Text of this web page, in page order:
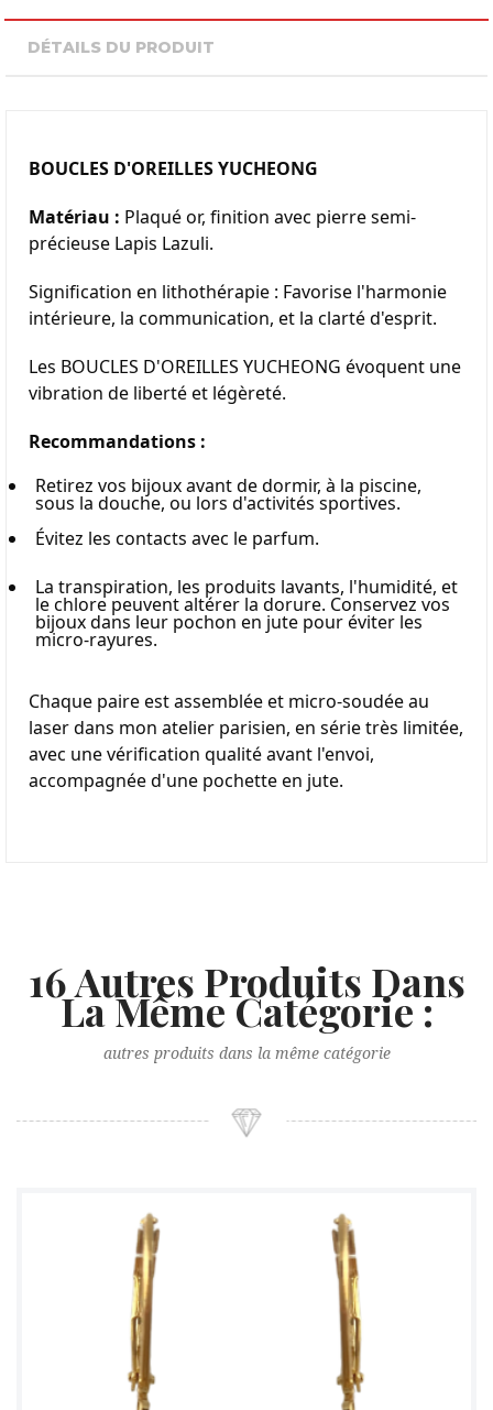
DÉTAILS DU PRODUIT
BOUCLES D'OREILLES YUCHEONG
Matériau : Plaqué or, finition avec pierre semi-
précieuse Lapis Lazuli.
Signification en lithothérapie : Favorise l'harmonie
intérieure, la communication, et la clarté d'esprit.
Les BOUCLES D'OREILLES YUCHEONG évoquent une
vibration de liberté et légèreté.
Recommandations :
Retirez vos bijoux avant de dormir, à la piscine,
sous la douche, ou lors d'activités sportives.
Évitez les contacts avec le parfum.
La transpiration, les produits lavants, l'humidité, et
le chlore peuvent altérer la dorure. Conservez vos
bijoux dans leur pochon en jute pour éviter les
micro-rayures.
Chaque paire est assemblée et micro-soudée au
laser dans mon atelier parisien, en série très limitée,
avec une vérification qualité avant l'envoi,
accompagnée d'une pochette en jute.
16 Autres Produits Dans
La Même Catégorie :
autres produits dans la même catégorie